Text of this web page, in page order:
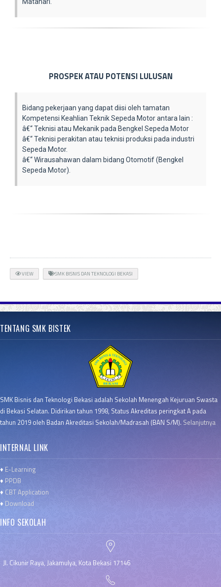
Matahari.
PROSPEK ATAU POTENSI LULUSAN
Bidang pekerjaan yang dapat diisi oleh tamatan
Kompetensi Keahlian Teknik Sepeda Motor antara lain :
â€“ Teknisi atau Mekanik pada Bengkel Sepeda Motor
â€“ Teknisi perakitan atau teknisi produksi pada industri
Sepeda Motor.
â€“ Wirausahawan dalam bidang Otomotif (Bengkel
Sepeda Motor).
VIEW SMK BISNIS DAN TEKNOLOGI BEKASI
TENTANG SMK BISTEK
SMK Bisnis dan Teknologi Bekasi adalah Sekolah Menengah Kejuruan Swasta
di Bekasi Selatan. Didirikan tahun 1998, Status Akreditas peringkat A pada
tahun 2019 oleh Badan Akreditasi Sekolah/Madrasah (BAN S/M). Selanjutnya
INTERNAL LINK
♦ E-Learning
♦ PPDB
♦ CBT Application
♦ Download
INFO SEKOLAH
Jl. Cikunir Raya, Jakamulya, Kota Bekasi 17146